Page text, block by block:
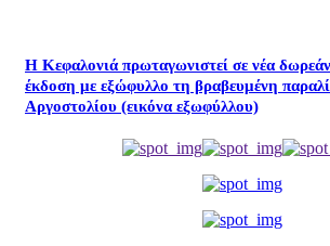
Η Κεφαλονιά πρωταγωνιστεί σε νέα
έκδοση με εξώφυλλο τη βραβευμένη
Αργοστολίου (εικόνα εξωφύλλου)